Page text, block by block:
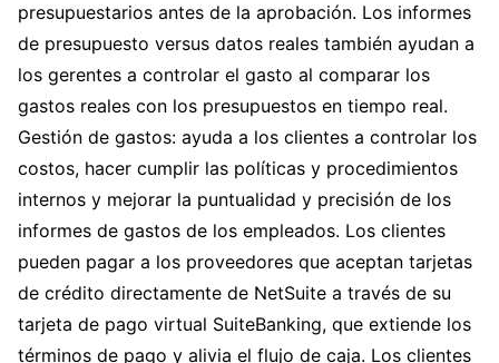
presupuestarios antes de la aprobación. Los informes
de presupuesto versus datos reales también ayudan a
los gerentes a controlar el gasto al comparar los
gastos reales con los presupuestos en tiempo real.
Gestión de gastos: ayuda a los clientes a controlar los
costos, hacer cumplir las políticas y procedimientos
internos y mejorar la puntualidad y precisión de los
informes de gastos de los empleados. Los clientes
pueden pagar a los proveedores que aceptan tarjetas
de crédito directamente de NetSuite a través de su
tarjeta de pago virtual SuiteBanking, que extiende los
términos de pago y alivia el flujo de caja. Los clientes